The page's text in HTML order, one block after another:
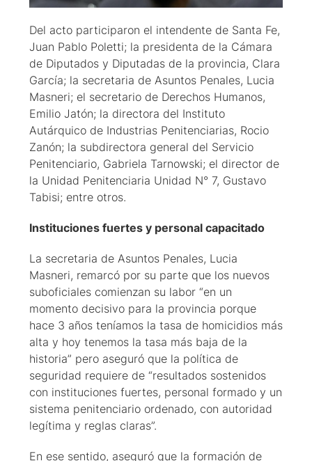
Del acto participaron el intendente de Santa Fe,
Juan Pablo Poletti; la presidenta de la Cámara
de Diputados y Diputadas de la provincia, Clara
García; la secretaria de Asuntos Penales, Lucia
Masneri; el secretario de Derechos Humanos,
Emilio Jatón; la directora del Instituto
Autárquico de Industrias Penitenciarias, Rocio
Zanón; la subdirectora general del Servicio
Penitenciario, Gabriela Tarnowski; el director de
la Unidad Penitenciaria Unidad N° 7, Gustavo
Tabisi; entre otros.
Instituciones fuertes y personal capacitado
La secretaria de Asuntos Penales, Lucia
Masneri, remarcó por su parte que los nuevos
suboficiales comienzan su labor “en un
momento decisivo para la provincia porque
hace 3 años teníamos la tasa de homicidios más
alta y hoy tenemos la tasa más baja de la
historia” pero aseguró que la política de
seguridad requiere de “resultados sostenidos
con instituciones fuertes, personal formado y un
sistema penitenciario ordenado, con autoridad
legítima y reglas claras”.
En ese sentido, aseguró que la formación de